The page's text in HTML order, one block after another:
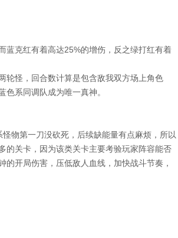
蓝克红有着高达25%的增伤，反之绿打红有着
轮怪，回合数计算是包含敌我双方场上角色
系同调队成为唯一真神。
物第一刀没砍死，后续缺能量有点麻烦，所以
的关卡，因为该类关卡主要考验玩家阵容能否
开局伤害，压低敌人血线，加快战斗节奏，